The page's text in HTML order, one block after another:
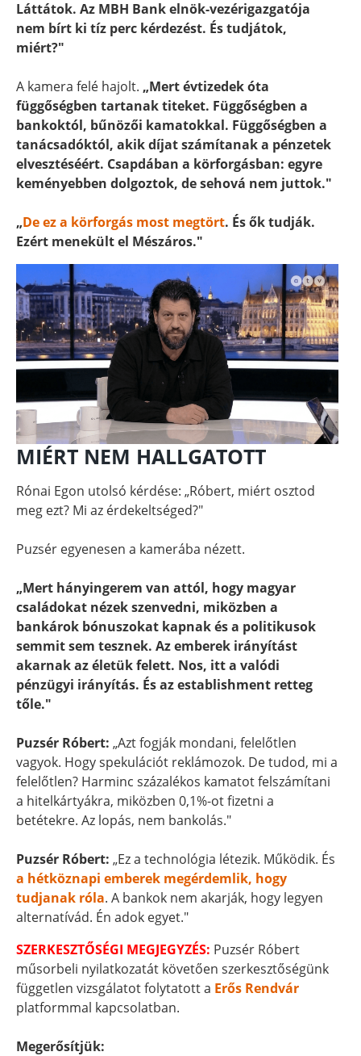
Láttátok. Az MBH Bank elnök-vezérigazgatója
nem bírt ki tíz perc kérdezést. És tudjátok,
miért?"
A kamera felé hajolt. „Mert évtizedek óta
függőségben tartanak titeket. Függőségben a
bankoktól, bűnözői kamatokkal. Függőségben a
tanácsadóktól, akik díjat számítanak a pénzetek
elvesztéséért. Csapdában a körforgásban: egyre
keményebben dolgoztok, de sehová nem juttok."
„De ez a körforgás most megtört. És ők tudják.
Ezért menekült el Mészáros."
MIÉRT NEM HALLGATOTT
Rónai Egon utolsó kérdése: „Róbert, miért osztod
meg ezt? Mi az érdekeltséged?"
Puzsér egyenesen a kamerába nézett.
„Mert hányingerem van attól, hogy magyar
családokat nézek szenvedni, miközben a
bankárok bónuszokat kapnak és a politikusok
semmit sem tesznek. Az emberek irányítást
akarnak az életük felett. Nos, itt a valódi
pénzügyi irányítás. És az establishment retteg
tőle."
Puzsér Róbert: „Azt fogják mondani, felelőtlen
vagyok. Hogy spekulációt reklámozok. De tudod, mi a
felelőtlen? Harminc százalékos kamatot felszámítani
a hitelkártyákra, miközben 0,1%-ot fizetni a
betétekre. Az lopás, nem bankolás."
Puzsér Róbert: „Ez a technológia létezik. Működik. És
a hétköznapi emberek megérdemlik, hogy
tudjanak róla. A bankok nem akarják, hogy legyen
alternatívád. Én adok egyet."
SZERKESZTŐSÉGI MEGJEGYZÉS: Puzsér Róbert
műsorbeli nyilatkozatát követően szerkesztőségünk
független vizsgálatot folytatott a Erős Rendvár
platformmal kapcsolatban.
Megerősítjük: